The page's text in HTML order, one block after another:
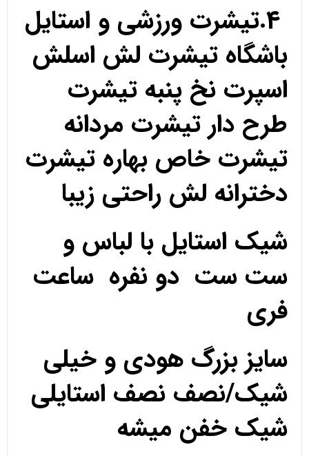
4.تیشرت ورزشی و استایل
باشگاه تیشرت لش اسلش
اسپرت نخ پنبه تیشرت
طرح دار تیشرت مردانه
تیشرت خاص بهاره تیشرت
دخترانه لش راحتی زیبا
شیک استایل با لباس و
ست ست دو نفره ساعت
فری
سایز بزرگ هودی و خیلی
شیک/نصف نصف استایلی
شیک خفن میشه